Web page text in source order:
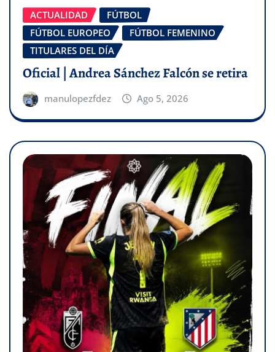
ACTUALIDAD
FÚTBOL
FÚTBOL EUROPEO
FÚTBOL FEMENINO
TITULARES DEL DÍA
Oficial | Andrea Sánchez Falcón se retira
manulopezfdez Ago 5, 2026